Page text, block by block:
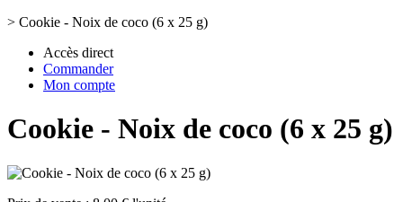
> Cookie - Noix de coco (6 x 25 g)
Accès direct
Commander
Mon compte
Cookie - Noix de coco (6 x 25 g)